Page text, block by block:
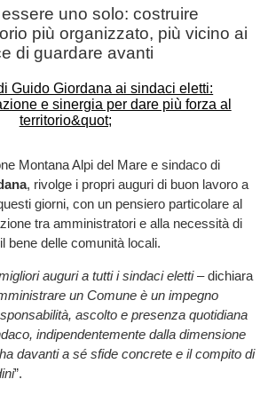
essere uno solo: costruire
più organizzato, più vicino ai
di guardare avanti
Montana Alpi del Mare e sindaco di
, rivolge i propri auguri di buon lavoro a
giorni, con un pensiero particolare al
tra amministratori e alla necessità di
bene delle comunità locali.
auguri a tutti i sindaci eletti– dichiara
un Comune è un impegno
ascolto e presenza quotidiana
indipendentemente dalla dimensione
davanti a sé sfide concrete e il compito di
”.